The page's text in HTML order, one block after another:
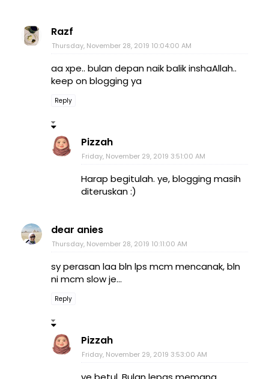
Razf
Thursday, November 28, 2019 10:04:00 AM
aa xpe.. bulan depan naik balik inshaAllah..
keep on blogging ya
Reply
Pizzah
Friday, November 29, 2019 3:51:00 AM
Harap begitulah. ye, blogging masih
diteruskan :)
dear anies
Thursday, November 28, 2019 10:11:00 AM
sy perasan laa bln lps mcm mencanak, bln
ni mcm slow je...
Reply
Pizzah
Friday, November 29, 2019 3:53:00 AM